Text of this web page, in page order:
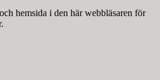
hemsida i den här webbläsaren för